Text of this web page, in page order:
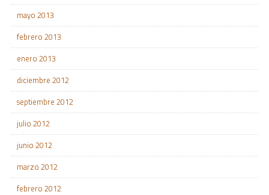
mayo 2013
febrero 2013
enero 2013
diciembre 2012
septiembre 2012
julio 2012
junio 2012
marzo 2012
febrero 2012